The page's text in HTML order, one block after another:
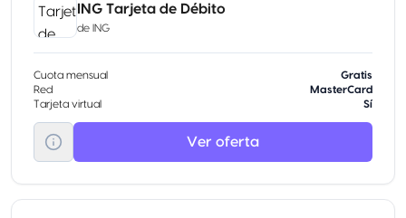
ING Tarjeta de Débito
de ING
Cuota mensual
Gratis
Red
MasterCard
Tarjeta virtual
Sí
Ver oferta